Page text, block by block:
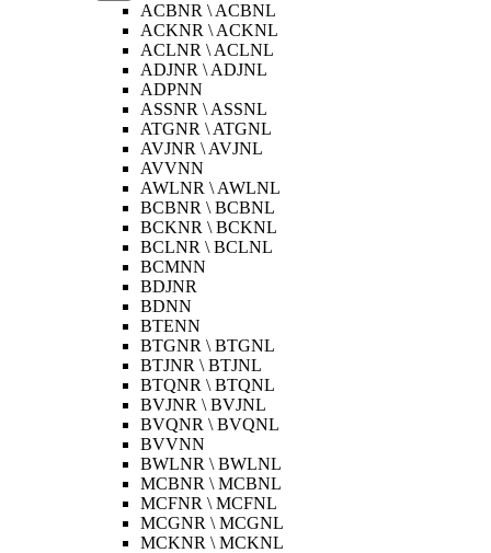
ACBNR \ ACBNL
ACKNR \ ACKNL
ACLNR \ ACLNL
ADJNR \ ADJNL
ADPNN
ASSNR \ ASSNL
ATGNR \ ATGNL
AVJNR \ AVJNL
AVVNN
AWLNR \ AWLNL
BCBNR \ BCBNL
BCKNR \ BCKNL
BCLNR \ BCLNL
BCMNN
BDJNR
BDNN
BTENN
BTGNR \ BTGNL
BTJNR \ BTJNL
BTQNR \ BTQNL
BVJNR \ BVJNL
BVQNR \ BVQNL
BVVNN
BWLNR \ BWLNL
MCBNR \ MCBNL
MCFNR \ MCFNL
MCGNR \ MCGNL
MCKNR \ MCKNL